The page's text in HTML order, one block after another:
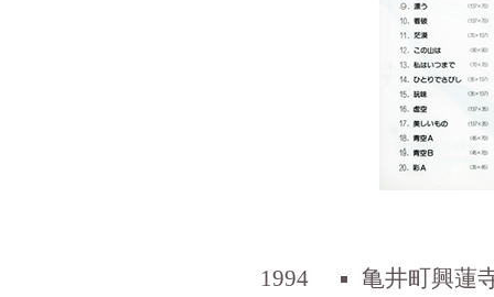
1994 亀井町興蓮